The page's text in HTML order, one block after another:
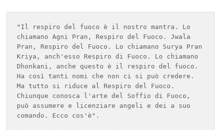
"Il respiro del fuoco è il nostro mantra. Lo
chiamano Agni Pran, Respiro del Fuoco. Jwala
Pran, Respiro del Fuoco. Lo chiamano Surya Pran
Kriya, anch'esso Respiro di Fuoco. Lo chiamano
Dhonkani, anche questo è il respiro del fuoco.
Ha così tanti nomi che non ci si può credere.
Ma tutto si riduce al Respiro del Fuoco.
Chiunque conosca l'arte del Soffio di Fuoco,
può assumere e licenziare angeli e dei a suo
comando. Ecco cos'è".